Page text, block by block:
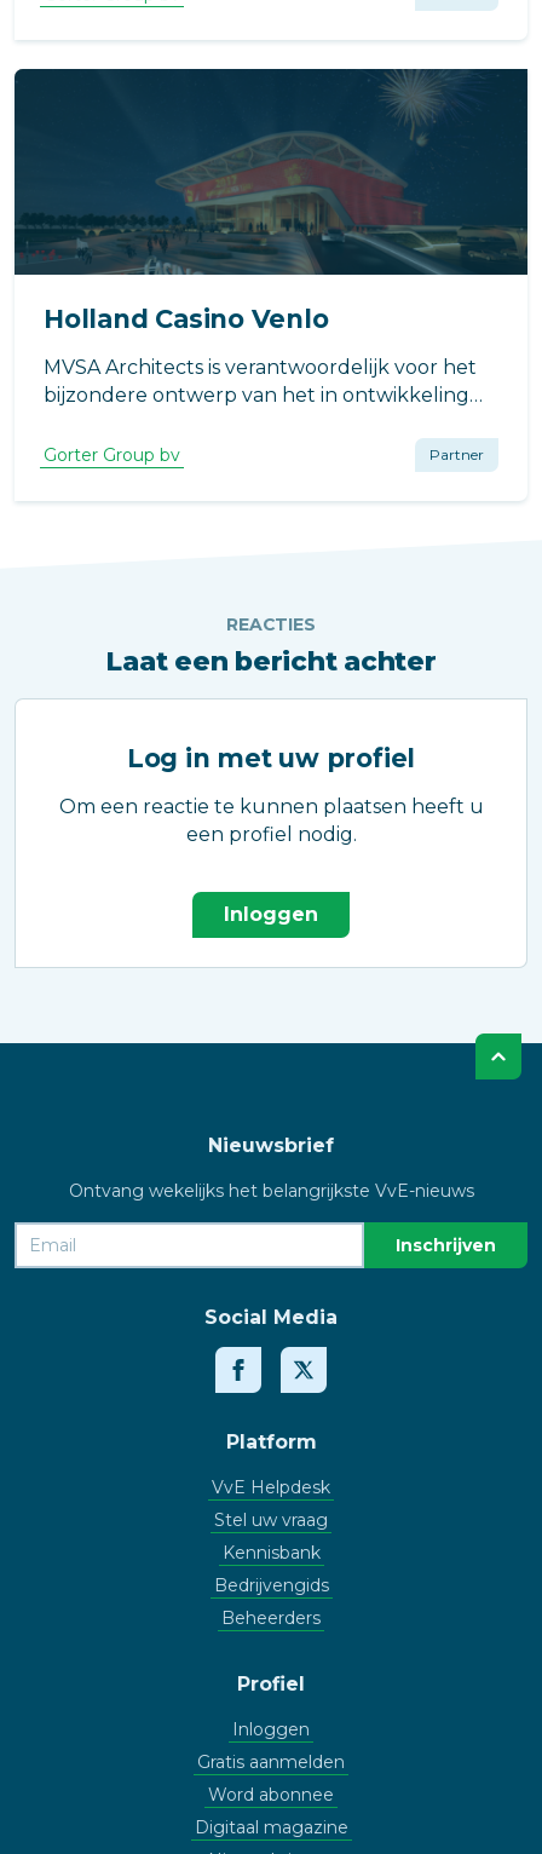
Holland Casino Venlo
MVSA Architects is verantwoordelijk voor het
bijzondere ontwerp van het in ontwikkeling
Gorter Group bv Partner
REACTIES
Laat een bericht achter
Log in met uw profiel
Om een reactie te kunnen plaatsen heeft u
een profiel nodig.
Inloggen
Nieuwsbrief
Ontvang wekelijks het belangrijkste VvE-nieuws
Social Media
Platform
VvE Helpdesk
Stel uw vraag
Kennisbank
Bedrijvengids
Beheerders
Profiel
Inloggen
Gratis aanmelden
Word abonnee
Digitaal magazine